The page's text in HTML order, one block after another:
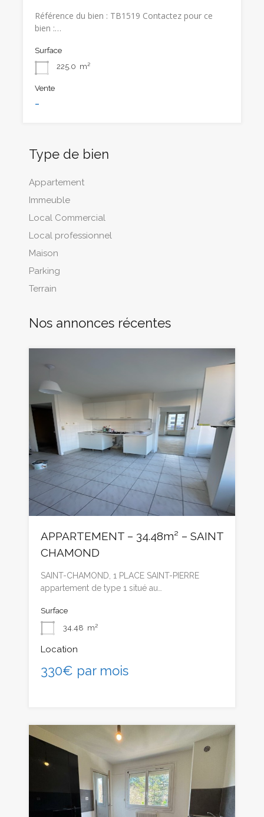
Référence du bien : TB1519 Contactez pour ce
bien :…
Surface
225.0 m²
Vente
-
Type de bien
Appartement
Immeuble
Local Commercial
Local professionnel
Maison
Parking
Terrain
Nos annonces récentes
APPARTEMENT – 34.48m² – SAINT
CHAMOND
SAINT-CHAMOND, 1 PLACE SAINT-PIERRE
appartement de type 1 situé au…
Surface
34.48 m²
Location
330€ par mois